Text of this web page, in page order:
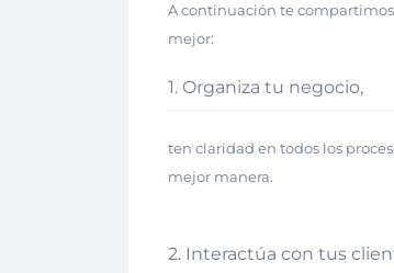
A continuación te
mejor:
1. Organiza tu negocio,
ten claridad en todos los
mejor manera.
2. Interactúa con tus